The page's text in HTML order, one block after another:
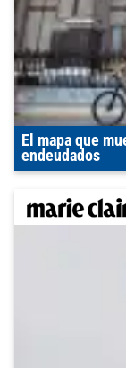
El mapa que
endeudados